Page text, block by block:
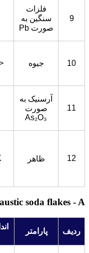
9
فلزات
سنگین به
صورت Pb
10 جیوه
11
آرسنیک به
صورت
As₂O₃
12 ظاهر
soda flakes - A
ردیف پارامتر